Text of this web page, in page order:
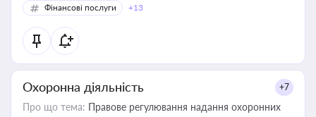
Фінансові послуги
+13
Охоронна діяльність +7
Про що тема: Правове регулювання надання охоронних